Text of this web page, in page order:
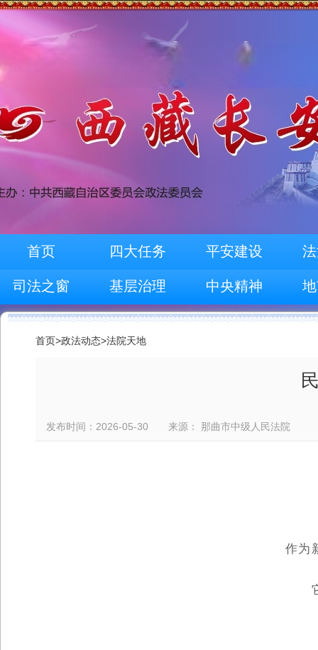
首页 四大任务 平安建设
司法之窗 基层治理 中央精神
首页>政法动态>法院天地
发布时间：2026-05-30 来源： 那曲市中级人民法院
作为